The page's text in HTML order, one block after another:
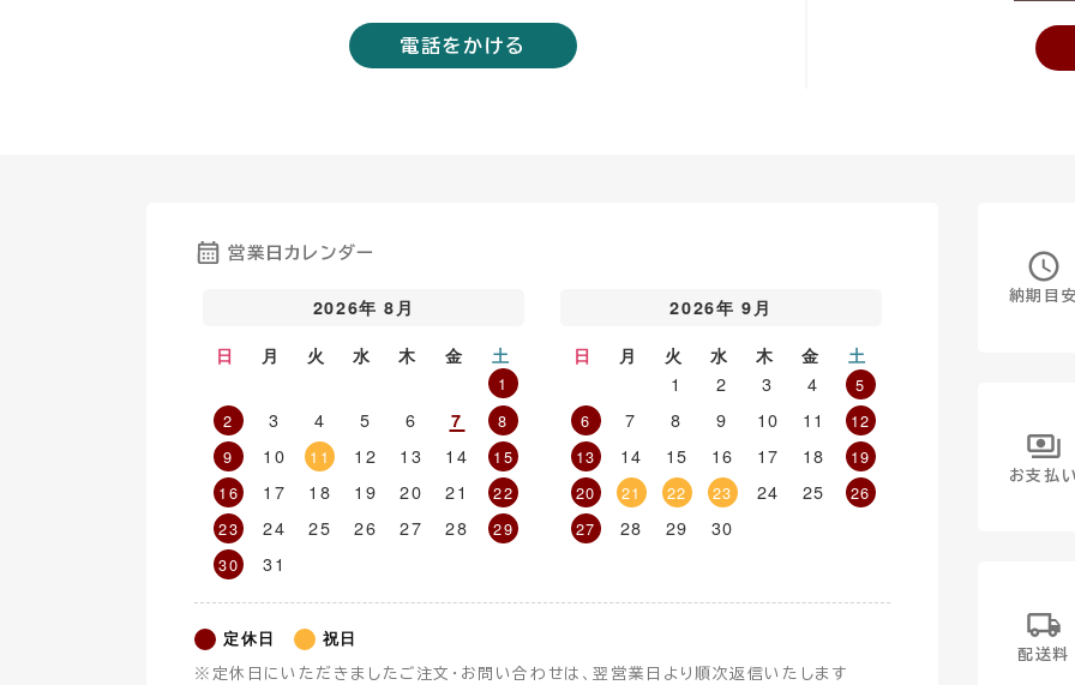
電話をかける
営業日カレンダー
2026年 8月
日
月 火 水 木 金 土
1
2
3 4 5 6 7
8
9
10 11 12 13 14
15
16
17 18 19 20 21
22
23
24 25 26 27 28
29
30
31
2026年 9月
日
月 火 水 木 金 土
1 2 3 4
5
6
7 8 9 10 11
12
13
14 15 16 17 18
19
20
21 22 23 24 25
26
27
28 29 30
定休日 祝日
※定休日にいただきましたご注文・お問い合わせは、翌営業日より順次返信いたします
納期目
お支払
配送料